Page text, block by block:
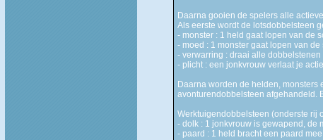
Daarna gooien de spelers alle
Als eerste wordt de lotsdobbelsteen
- monster : 1 held gaat lopen van de
- moed : 1 monster gaat lopen van
- verwarring : draai alle
- plicht : een jonkvrouw verlaat je
Daarna worden de helden,
avonturendobbelsteen afgehandeld.
Werktuigendobbelsteen (onderste rij
- dolk : 1 jonkvrouw is gewapend, de
- paard : 1 held bracht een paard